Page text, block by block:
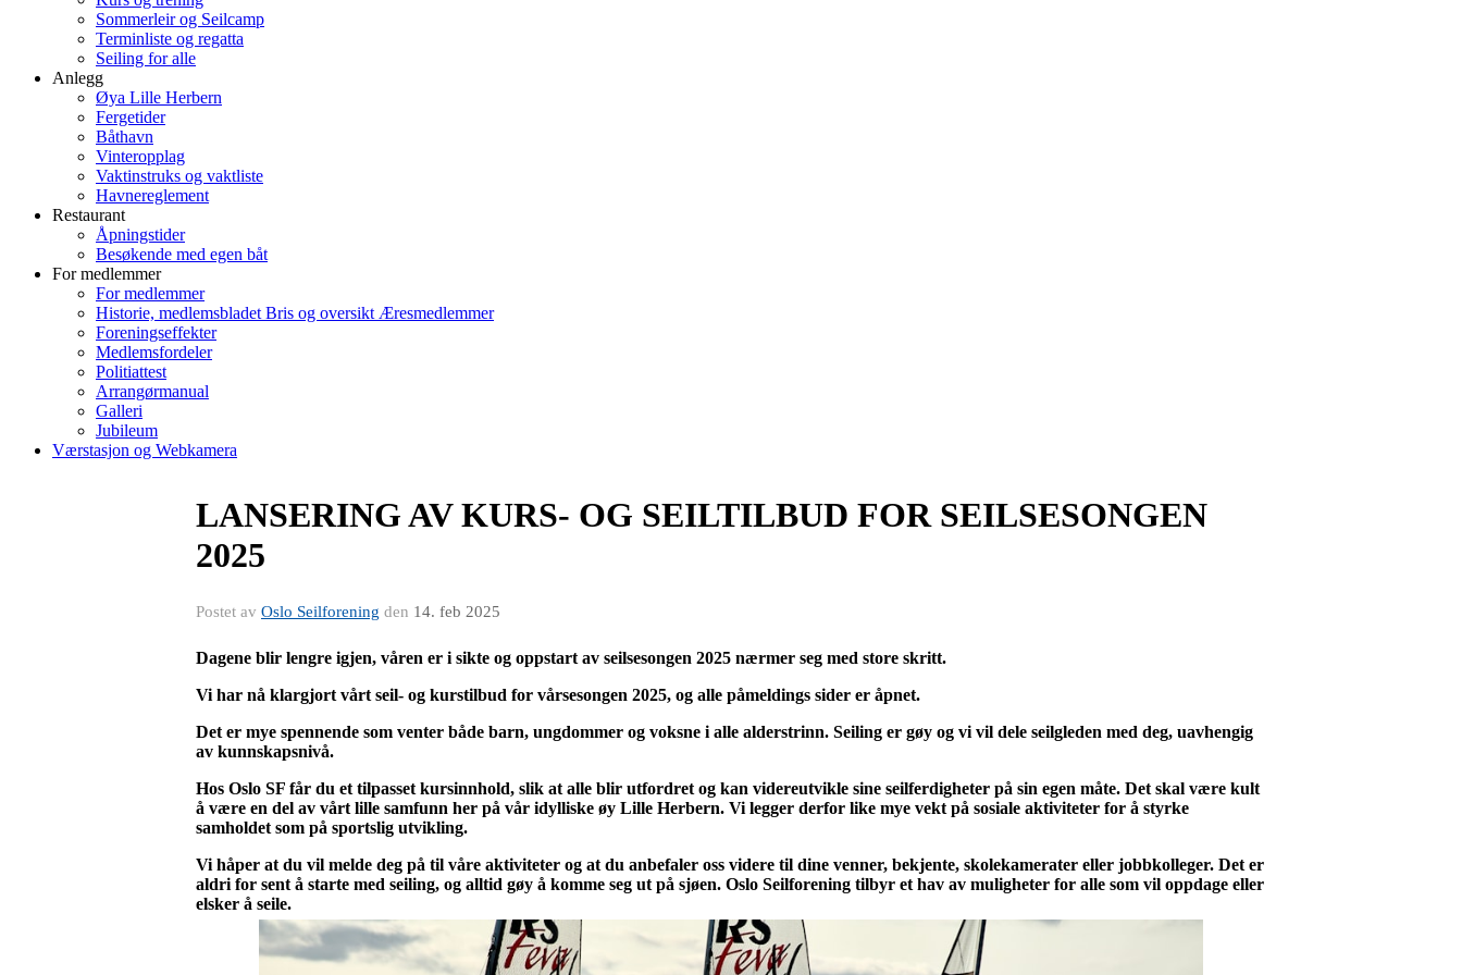
Sommerleir og Seilcamp
Terminliste og regatta
Seiling for alle
Anlegg
Øya Lille Herbern
Fergetider
Båthavn
Vinteropplag
Vaktinstruks og vaktliste
Havnereglement
Restaurant
Åpningstider
Besøkende med egen båt
For medlemmer
For medlemmer
Historie, medlemsbladet Bris og oversikt Æresmedlemmer
Foreningseffekter
Medlemsfordeler
Politiattest
Arrangørmanual
Galleri
Jubileum
Værstasjon og Webkamera
LANSERING AV KURS- OG SEILTILBUD FOR SEILSESONGEN
2025
Postet av Oslo Seilforening den 14. feb 2025
Dagene blir lengre igjen, våren er i sikte og oppstart av seilsesongen 2025 nærmer seg med store skritt.
Vi har nå klargjort vårt seil- og kurstilbud for vårsesongen 2025, og alle påmeldings sider er åpnet.
Det er mye spennende som venter både barn, ungdommer og voksne i alle alderstrinn. Seiling er gøy og vi vil dele seilgleden med deg, uavhengig
av kunnskapsnivå.
Hos Oslo SF får du et tilpasset kursinnhold, slik at alle blir utfordret og kan videreutvikle sine seilferdigheter på sin egen måte. Det skal være kult
å være en del av vårt lille samfunn her på vår idylliske øy Lille Herbern. Vi legger derfor like mye vekt på sosiale aktiviteter for å styrke
samholdet som på sportslig utvikling.
Vi håper at du vil melde deg på til våre aktiviteter og at du anbefaler oss videre til dine venner, bekjente, skolekamerater eller jobbkolleger. Det er
aldri for sent å starte med seiling, og alltid gøy å komme seg ut på sjøen. Oslo Seilforening tilbyr et hav av muligheter for alle som vil oppdage eller
elsker å seile.